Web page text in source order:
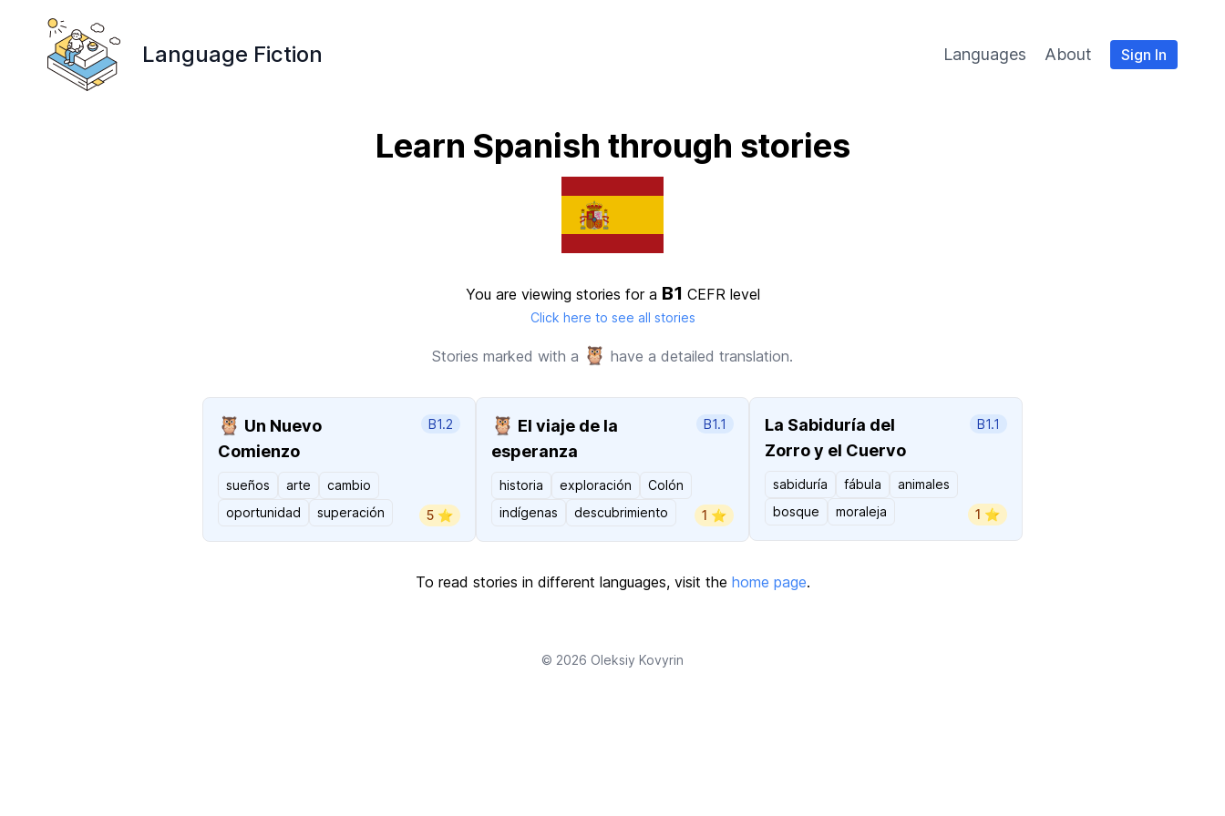
Language Fiction Languages About Sign In
Learn Spanish through stories
You are viewing stories for a B1 CEFR level
Click here to see all stories
Stories marked with a 🦉 have a detailed translation.
🦉 Un Nuevo
Comienzo
B1.2
sueños arte
cambio
oportunidad
superación 5 ⭐️
🦉 El viaje de la
esperanza
B1.1
historia exploración
Colón
indígenas
descubrimiento 1 ⭐️
La Sabiduría del
Zorro y el Cuervo
B1.1
sabiduría fábula
animales
bosque
moraleja 1 ⭐️
To read stories in different languages, visit the home page.
© 2026 Oleksiy Kovyrin